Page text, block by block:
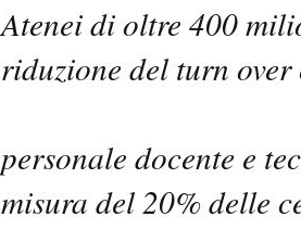
Atenei di oltre 400
riduzione del turn over
personale docente e
misura del 20% delle